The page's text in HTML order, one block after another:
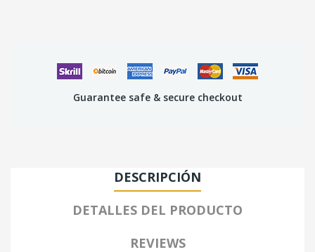
Guarantee safe & secure checkout
DESCRIPCIÓN
DETALLES DEL PRODUCTO
REVIEWS